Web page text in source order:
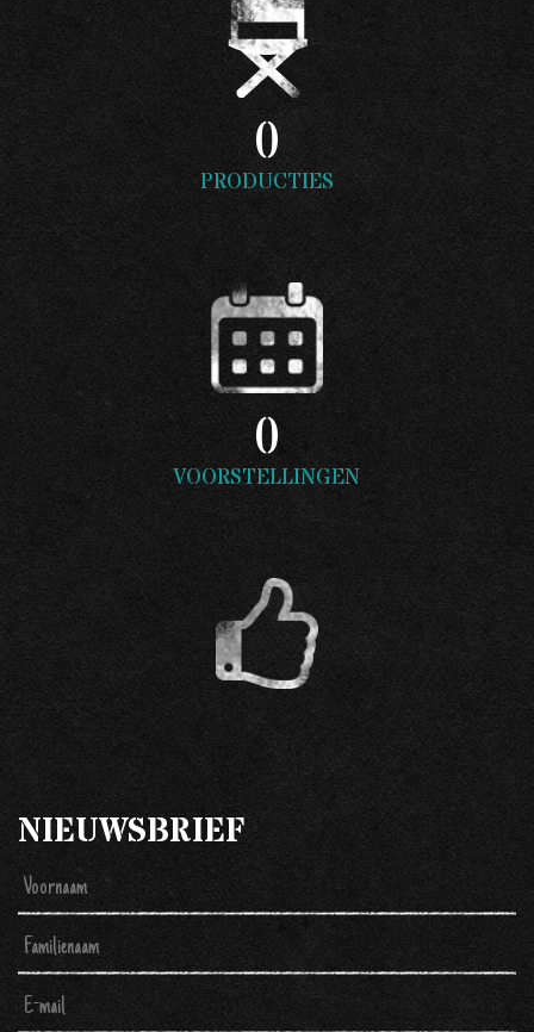
0
PRODUCTIES
0
VOORSTELLINGEN
NIEUWSBRIEF